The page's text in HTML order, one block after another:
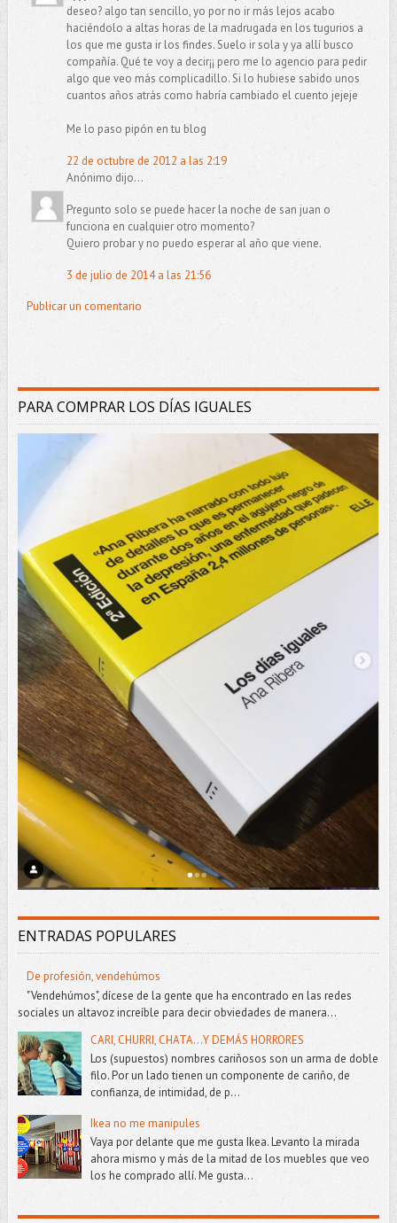
deseo? algo tan sencillo, yo por no ir más lejos acabo
haciéndolo a altas horas de la madrugada en los tugurios a
los que me gusta ir los findes. Suelo ir sola y ya allí busco
compañía. Qué te voy a decir¡¡ pero me lo agencio para pedir
algo que veo más complicadillo. Si lo hubiese sabido unos
cuantos años atrás como habría cambiado el cuento jejeje
Me lo paso pipón en tu blog
22 de octubre de 2012 a las 2:19
Anónimo dijo...
Pregunto solo se puede hacer la noche de san juan o
funciona en cualquier otro momento?
Quiero probar y no puedo esperar al año que viene.
3 de julio de 2014 a las 21:56
Publicar un comentario
PARA COMPRAR LOS DÍAS IGUALES
ENTRADAS POPULARES
De profesión, vendehúmos
"Vendehúmos", dícese de la gente que ha encontrado en las redes
sociales un altavoz increíble para decir obviedades de manera...
CARI, CHURRI, CHATA...Y DEMÁS HORRORES
Los (supuestos) nombres cariñosos son un arma de doble
filo. Por un lado tienen un componente de cariño, de
confianza, de intimidad, de p...
Ikea no me manipules
Vaya por delante que me gusta Ikea. Levanto la mirada
ahora mismo y más de la mitad de los muebles que veo
los he comprado allí. Me gusta...